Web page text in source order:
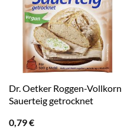
Dr. Oetker Roggen-Vollkorn
Sauerteig getrocknet
0,79€